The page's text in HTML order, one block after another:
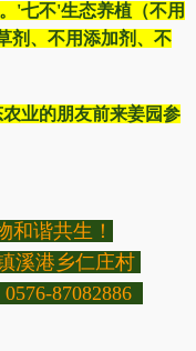
'七不'生态养植（不用
剂、不用添加剂、不
业的朋友前来姜园参
和谐共生！
溪港乡仁庄村
87082886